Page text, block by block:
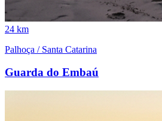
24 km
Palhoça / Santa Catarina
Guarda do Embaú